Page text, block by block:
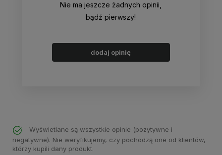
Nie ma jeszcze żadnych opinii,
bądź pierwszy!
dodaj opinię
Wyświetlane są wszystkie opinie (pozytywne i
negatywne). Nie weryfikujemy, czy pochodzą one od klientów,
którzy kupili dany produkt.